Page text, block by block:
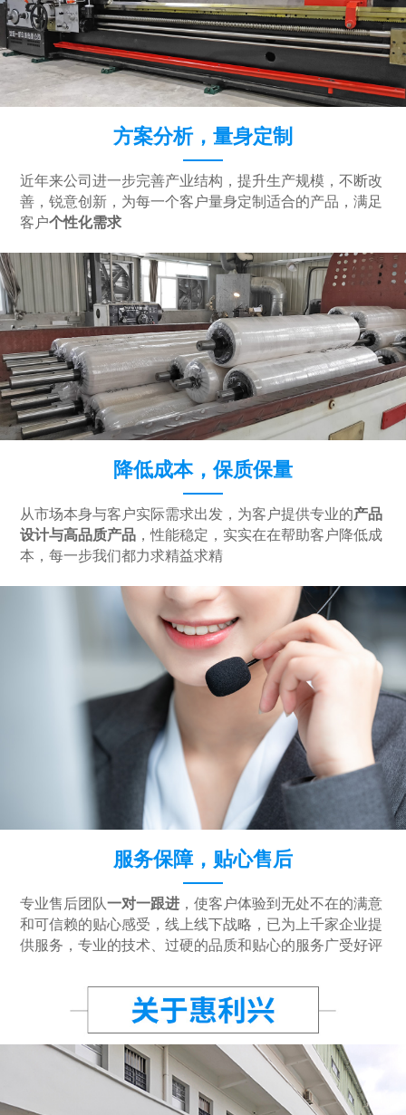
方案分析，量身定制
近年来公司进一步完善产业结构，提升生产规模，不断改
善，锐意创新，为每一个客户量身定制适合的产品，满足
客户个性化需求
降低成本，保质保量
从市场本身与客户实际需求出发，为客户提供专业的产品
设计与高品质产品 ，性能稳定，实实在在帮助客户降低成
本，每一步我们都力求精益求精
服务保障，贴心售后
专业售后团队一对一跟进 ，使客户体验到无处不在的满意
和可信赖的贴心感受，线上线下战略，已为上千家企业提
供服务，专业的技术、过硬的品质和贴心的服务广受好评